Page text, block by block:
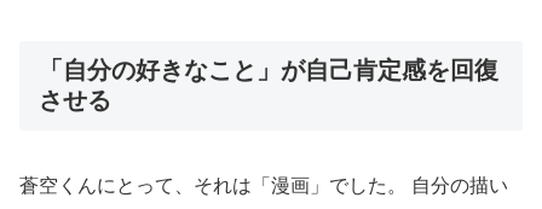
「自分の好きなこと」が自己肯定感を回復
させる
蒼空くんにとって、それは「漫画」でした。 自分の描い